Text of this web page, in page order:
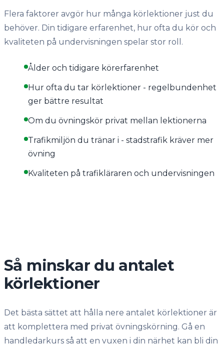
Flera faktorer avgör hur många körlektioner just du
behöver. Din tidigare erfarenhet, hur ofta du kör och
kvaliteten på undervisningen spelar stor roll.
Ålder och tidigare körerfarenhet
Hur ofta du tar körlektioner - regelbundenhet
ger bättre resultat
Om du övningskör privat mellan lektionerna
Trafikmiljön du tränar i - stadstrafik kräver mer
övning
Kvaliteten på trafikläraren och undervisningen
Så minskar du antalet
körlektioner
Det bästa sättet att hålla nere antalet körlektioner är
att komplettera med privat övningskörning. Gå en
handledarkurs så att en vuxen i din närhet kan bli din